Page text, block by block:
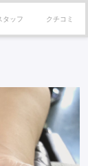
タッフ クチコミ